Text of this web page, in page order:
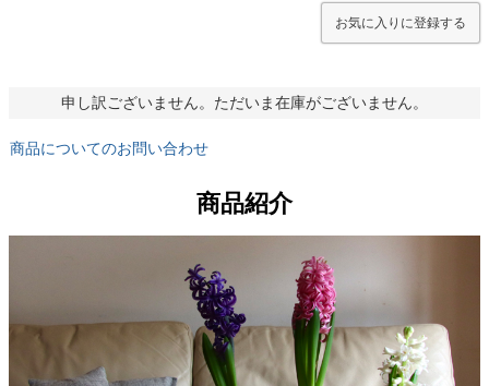
お気に入りに登録する
申し訳ございません。ただいま在庫がございません。
商品についてのお問い合わせ
商品紹介